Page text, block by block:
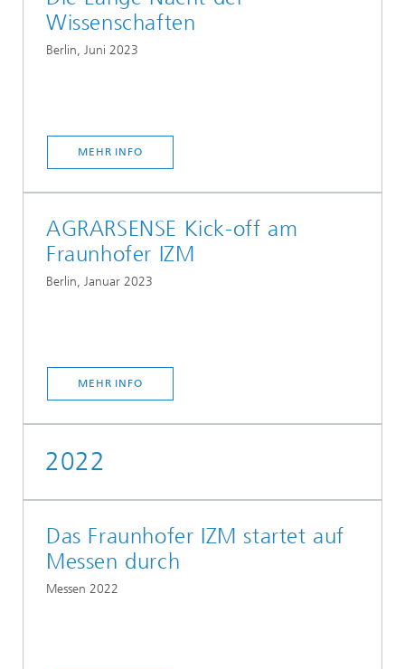
Wissenschaften
Berlin, Juni 2023
MEHR INFO
AGRARSENSE Kick-off am
Fraunhofer IZM
Berlin, Januar 2023
MEHR INFO
2022
Das Fraunhofer IZM startet auf
Messen durch
Messen 2022